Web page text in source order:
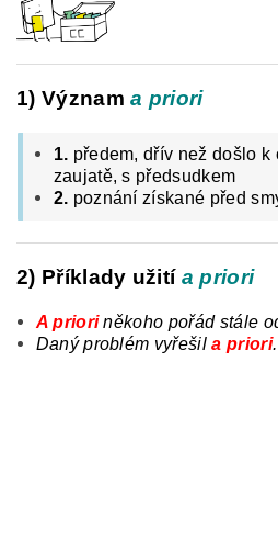
1) Význama priori
1. předem, dřív než došlo
zaujatě, s předsudkem
2. poznání získané před
2) Příklady užití a priori
A prioriněkoho pořád stále
Daný problém vyřešila priori.